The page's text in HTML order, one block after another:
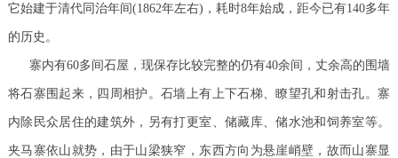
它始建于清代同治年间(1862年左右)，耗时8年始成，距今已有140多年
的历史。
寨内有60多间石屋，现保存比较完整的仍有40余间，丈余高的围墙
将石寨围起来，四周相护。石墙上有上下石梯、瞭望孔和射击孔。寨
内除民众居住的建筑外，另有打更室、储藏库、储水池和饲养室等。
夹马寨依山就势，由于山梁狭窄，东西方向为悬崖峭壁，故而山寨显